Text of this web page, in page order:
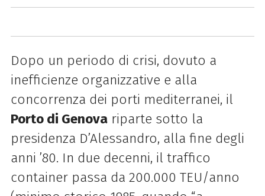
Dopo un periodo di crisi, dovuto a
inefficienze organizzative e alla
concorrenza dei porti mediterranei, il
Porto di Genovariparte sotto la
presidenza D’Alessandro, alla fine degli
anni ’80. In due decenni, il traffico
container passa da 200.000 TEU/anno